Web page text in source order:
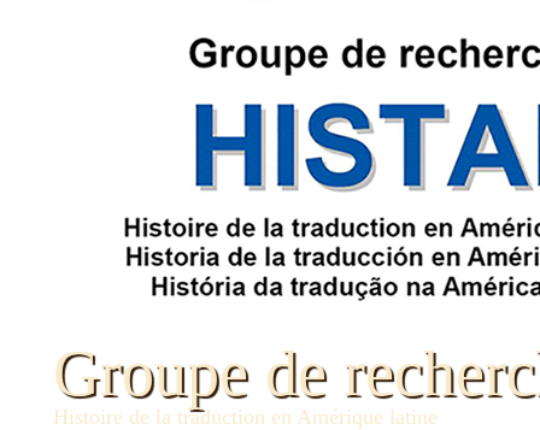
Groupe de
Histoire de la traduction en Amérique latine